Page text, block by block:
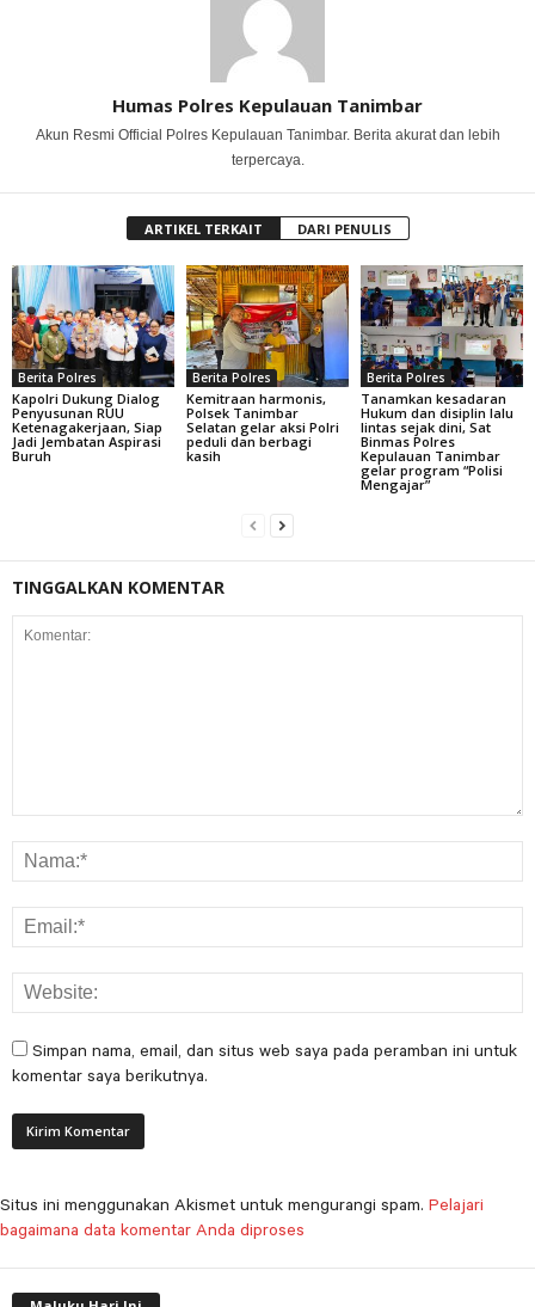
Humas Polres Kepulauan Tanimbar
Akun Resmi Official Polres Kepulauan Tanimbar. Berita akurat dan lebih
terpercaya.
ARTIKEL TERKAIT DARI PENULIS
Berita Polres
Kapolri Dukung Dialog
Penyusunan RUU
Ketenagakerjaan, Siap
Jadi Jembatan Aspirasi
Buruh
Berita Polres
Kemitraan harmonis,
Polsek Tanimbar
Selatan gelar aksi Polri
peduli dan berbagi
kasih
Berita Polres
Tanamkan kesadaran
Hukum dan disiplin lalu
lintas sejak dini, Sat
Binmas Polres
Kepulauan Tanimbar
gelar program “Polisi
Mengajar”
TINGGALKAN KOMENTAR
Simpan nama, email, dan situs web saya pada peramban ini untuk
komentar saya berikutnya.
Situs ini menggunakan Akismet untuk mengurangi spam. Pelajari
bagaimana data komentar Anda diproses